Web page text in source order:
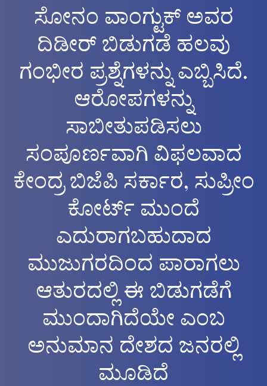
ಸೋನಂ ವಾಂಗ್ಟುಕ್ ಅವರ
ದಿಡೀ‌ರ್ ಬಿಡುಗಡೆ ಹಲವು
ಗಂಭೀರ ಪ್ರಶ್ನೆಗಳನ್ನು ಎಬ್ಬಿಸಿದೆ.
ಆರೋಪಗಳನ್ನು
ಸಾಬೀತುಪಡಿಸಲು
ಸಂಪೂರ್ಣವಾಗಿ ವಿಫಲವಾದ
ಕೇಂದ್ರ ಬಿಜೆಪಿ ಸರ್ಕಾರ, ಸುಪ್ರೀಂ
ಕೋರ್ಟ್ ಮುಂದೆ
ಎದುರಾಗಬಹುದಾದ
ಮುಜುಗರದಿಂದ ಪಾರಾಗಲು
ಆತುರದಲ್ಲಿ ಈ ಬಿಡುಗಡೆಗೆ
ಮುಂದಾಗಿದೆಯೇ ಎಂಬ
ಅನುಮಾನ ದೇಶದ ಜನರಲ್ಲಿ
ಮೂಡಿದೆ